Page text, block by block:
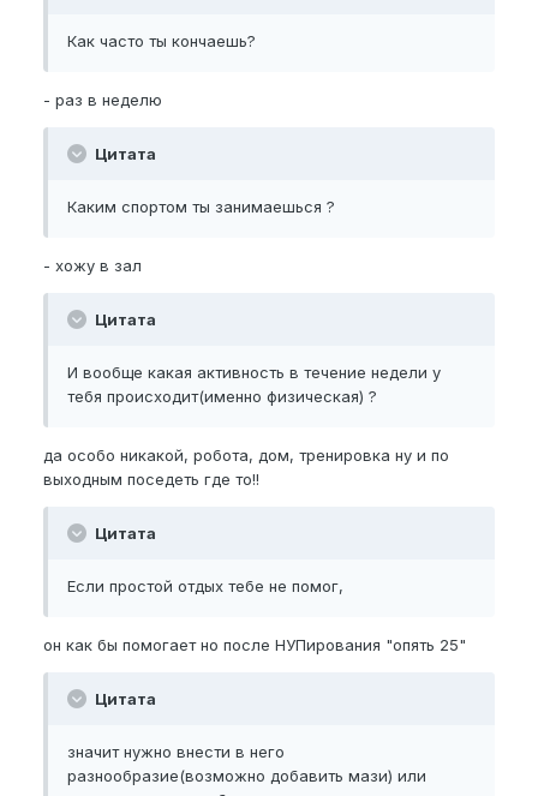
Как часто ты кончаешь?
- раз в неделю
Цитата
Каким спортом ты занимаешься ?
- хожу в зал
Цитата
И вообще какая активность в течение недели у
тебя происходит(именно физическая) ?
да особо никакой, робота, дом, тренировка ну и по
выходным поседеть где то!!
Цитата
Если простой отдых тебе не помог,
он как бы помогает но после НУПирования "опять 25"
Цитата
значит нужно внести в него
разнообразие(возможно добавить мази) или